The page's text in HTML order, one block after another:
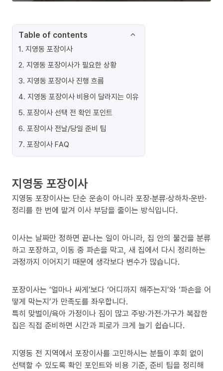
Table of contents
1. 지영동 포장이사
2. 지영동 포장이사가 필요한 상황
3. 지영동 포장이사 진행 흐름
4. 지영동 포장이사 비용이 달라지는 이유
5. 포장이사 선택 전 확인 포인트
6. 포장이사 전날/당일 준비 팁
7. 포장이사 FAQ
지영동 포장이사
지영동 포장이사는 단순 운송이 아니라 포장·분류·상하차·운반·
정리를 한 번에 맡겨 이사 부담을 줄이는 방식입니다.
이사는 날짜만 정하면 끝나는 일이 아니라, 집 안의 물건을 분류
하고 포장하고, 이동 중 파손을 막고, 새 집에서 다시 정리하는
과정까지 이어지기 때문에 생각보다 변수가 많습니다.
포장이사는 ‘얼마나 싸게’보다 ‘어디까지 해주는지’와 ‘파손을 어
떻게 막는지’가 만족도를 좌우합니다.
특히 맞벌이/육아 가정이나 짐이 많고 주방·가전·가구가 복잡한
집은 직접 준비하면 시간과 피로가 크게 늘기 쉽습니다.
지영동 전 지역에서 포장이사를 고민하시는 분들이 후회 없이
선택할 수 있도록 확인 포인트와 비용 기준, 준비 팁을 정리해